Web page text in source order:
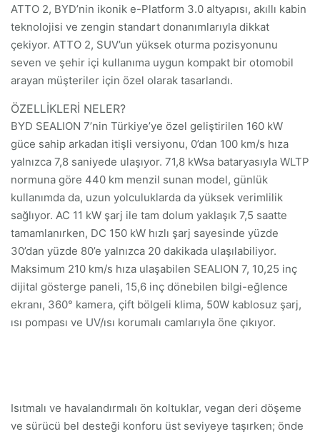
ATTO 2, BYD’nin ikonik e-Platform 3.0 altyapısı, akıllı kabin
teknolojisi ve zengin standart donanımlarıyla dikkat
çekiyor. ATTO 2, SUV’un yüksek oturma pozisyonunu
seven ve şehir içi kullanıma uygun kompakt bir otomobil
arayan müşteriler için özel olarak tasarlandı.
ÖZELLİKLERİ NELER?
BYD SEALION 7’nin Türkiye’ye özel geliştirilen 160 kW
güce sahip arkadan itişli versiyonu, 0’dan 100 km/s hıza
yalnızca 7,8 saniyede ulaşıyor. 71,8 kWsa bataryasıyla WLTP
normuna göre 440 km menzil sunan model, günlük
kullanımda da, uzun yolculuklarda da yüksek verimlilik
sağlıyor. AC 11 kW şarj ile tam dolum yaklaşık 7,5 saatte
tamamlanırken, DC 150 kW hızlı şarj sayesinde yüzde
30’dan yüzde 80’e yalnızca 20 dakikada ulaşılabiliyor.
Maksimum 210 km/s hıza ulaşabilen SEALION 7, 10,25 inç
dijital gösterge paneli, 15,6 inç dönebilen bilgi-eğlence
ekranı, 360° kamera, çift bölgeli klima, 50W kablosuz şarj,
ısı pompası ve UV/ısı korumalı camlarıyla öne çıkıyor.
Isıtmalı ve havalandırmalı ön koltuklar, vegan deri döşeme
ve sürücü bel desteği konforu üst seviyeye taşırken; önde